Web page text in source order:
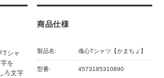
Tシャ
を
ろ文字
商品仕様
製品名: 魂心Tシャツ【かまちょ】
型番: 4573185310890